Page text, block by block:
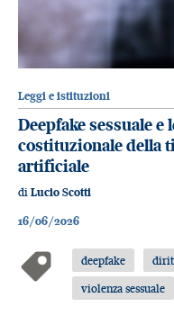
Leggi e istituzioni
Deepfake sessuale
costituzionale della
artificiale
di Lucio Scotti
16/06/2026
deepfake
violenza sessuale